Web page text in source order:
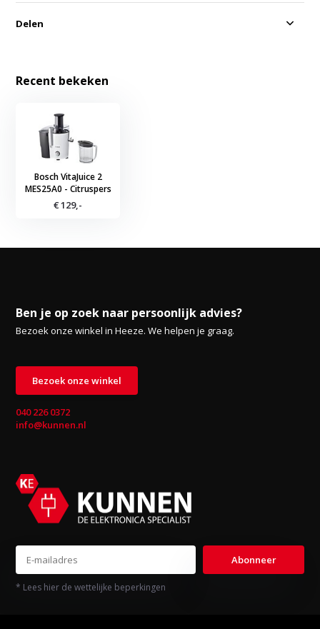
Delen
Recent bekeken
Bosch VitaJuice 2
MES25A0 - Citruspers
€ 129,-
Ben je op zoek naar persoonlijk advies?
Bezoek onze winkel in Heeze. We helpen je graag.
Bezoek onze winkel
040 226 0372
info@kunnen.nl
Abonneer
* Lees hier de wettelijke beperkingen